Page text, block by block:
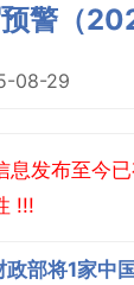
警（
08-29
息发布至今
!!!
政部将1家中